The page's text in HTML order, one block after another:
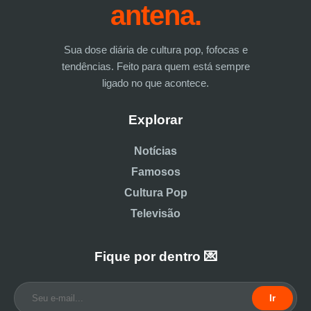
antena.
Sua dose diária de cultura pop, fofocas e
tendências. Feito para quem está sempre
ligado no que acontece.
Explorar
Notícias
Famosos
Cultura Pop
Televisão
Fique por dentro 💌
Ir